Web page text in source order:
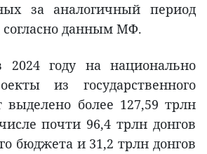
за аналогичный период
согласно данным МФ.
году на национально
из государственного
выделено более 127,59 трлн
почти 96,4 трлн донгов
бюджета и 31,2 трлн донгов